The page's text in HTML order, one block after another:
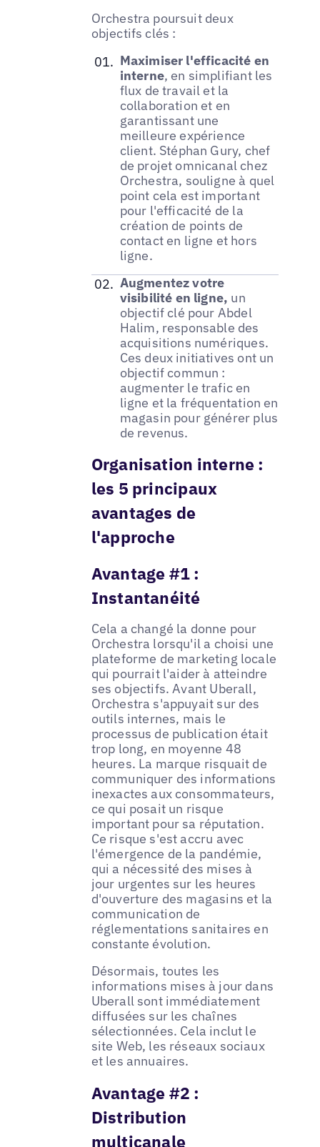
Orchestra poursuit deux
objectifs clés :
Maximiser l'efficacité en
interne, en simplifiant les
flux de travail et la
collaboration et en
garantissant une
meilleure expérience
client. Stéphan Gury, chef
de projet omnicanal chez
Orchestra, souligne à quel
point cela est important
pour l'efficacité de la
création de points de
contact en ligne et hors
ligne.
Augmentez votre
visibilité en ligne, un
objectif clé pour Abdel
Halim, responsable des
acquisitions numériques.
Ces deux initiatives ont un
objectif commun :
augmenter le trafic en
ligne et la fréquentation en
magasin pour générer plus
de revenus.
Organisation interne :
les 5 principaux
avantages de
l'approche
Avantage #1 :
Instantanéité
Cela a changé la donne pour
Orchestra lorsqu'il a choisi une
plateforme de marketing locale
qui pourrait l'aider à atteindre
ses objectifs. Avant Uberall,
Orchestra s'appuyait sur des
outils internes, mais le
processus de publication était
trop long, en moyenne 48
heures. La marque risquait de
communiquer des informations
inexactes aux consommateurs,
ce qui posait un risque
important pour sa réputation.
Ce risque s'est accru avec
l'émergence de la pandémie,
qui a nécessité des mises à
jour urgentes sur les heures
d'ouverture des magasins et la
communication de
réglementations sanitaires en
constante évolution.
Désormais, toutes les
informations mises à jour dans
Uberall sont immédiatement
diffusées sur les chaînes
sélectionnées. Cela inclut le
site Web, les réseaux sociaux
et les annuaires.
Avantage #2 :
Distribution
multicanale